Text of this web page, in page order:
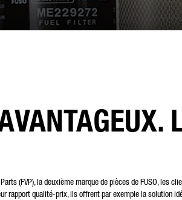
COURRIER ÉLECTRONIQUE*
(FVP), la deuxième marque de pièces de FUSO,
rapport qualité-prix, ils offrent par exemple la solution